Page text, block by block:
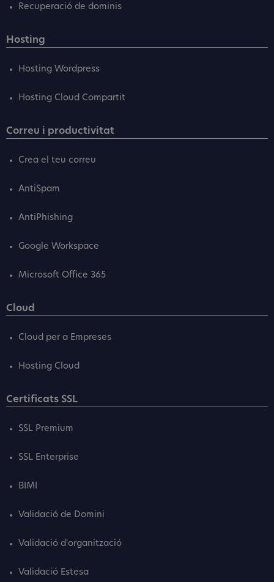
Recuperació de dominis
Hosting
Hosting Wordpress
Hosting Cloud Compartit
Correu i productivitat
Crea el teu correu
AntiSpam
AntiPhishing
Google Workspace
Microsoft Office 365
Cloud
Cloud per a Empreses
Hosting Cloud
Certificats SSL
SSL Premium
SSL Enterprise
BIMI
Validació de Domini
Validació d'organització
Validació Estesa